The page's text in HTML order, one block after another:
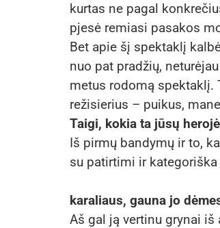
kurtas ne pagal
pjesė remiasi pasakos
Bet apie šį spektaklį
nuo pat pradžių,
metus rodomą spektaklį.
režisierius – puikus,
Taigi, kokia ta jūsų
Iš pirmų bandymų ir to,
su patirtimi ir
karaliaus, gauna jo
Aš gal ją vertinu grynai